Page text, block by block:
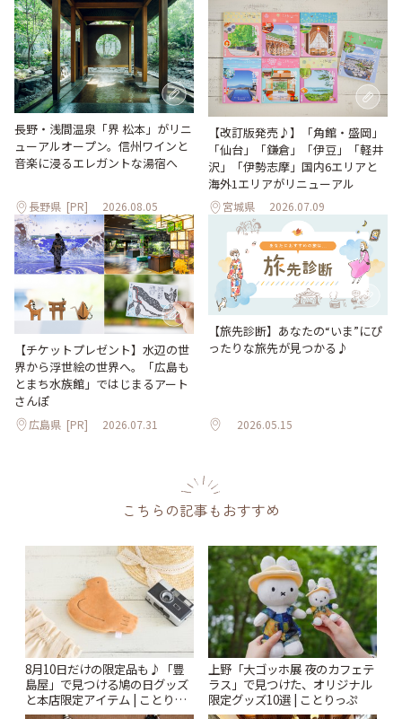
長野・浅間温泉「界 松本」がリニ
ューアルオープン。信州ワインと
音楽に浸るエレガントな湯宿へ
長野県 [PR] 2026.08.05
【改訂版発売♪】「角館・盛岡」
「仙台」「鎌倉」「伊豆」「軽井
沢」「伊勢志摩」国内6エリアと
海外1エリアがリニューアル
宮城県 2026.07.09
【チケットプレゼント】水辺の世
界から浮世絵の世界へ。「広島も
とまち水族館」ではじまるアート
さんぽ
広島県 [PR] 2026.07.31
【旅先診断】あなたの“いま”にぴ
ったりな旅先が見つかる♪
2026.05.15
こちらの記事もおすすめ
8月10日だけの限定品も♪「豊
島屋」で見つける鳩の日グッズ
と本店限定アイテム | ことりっ
ぷ
上野「大ゴッホ展 夜のカフェテ
ラス」で見つけた、オリジナル
限定グッズ10選 | ことりっぷ